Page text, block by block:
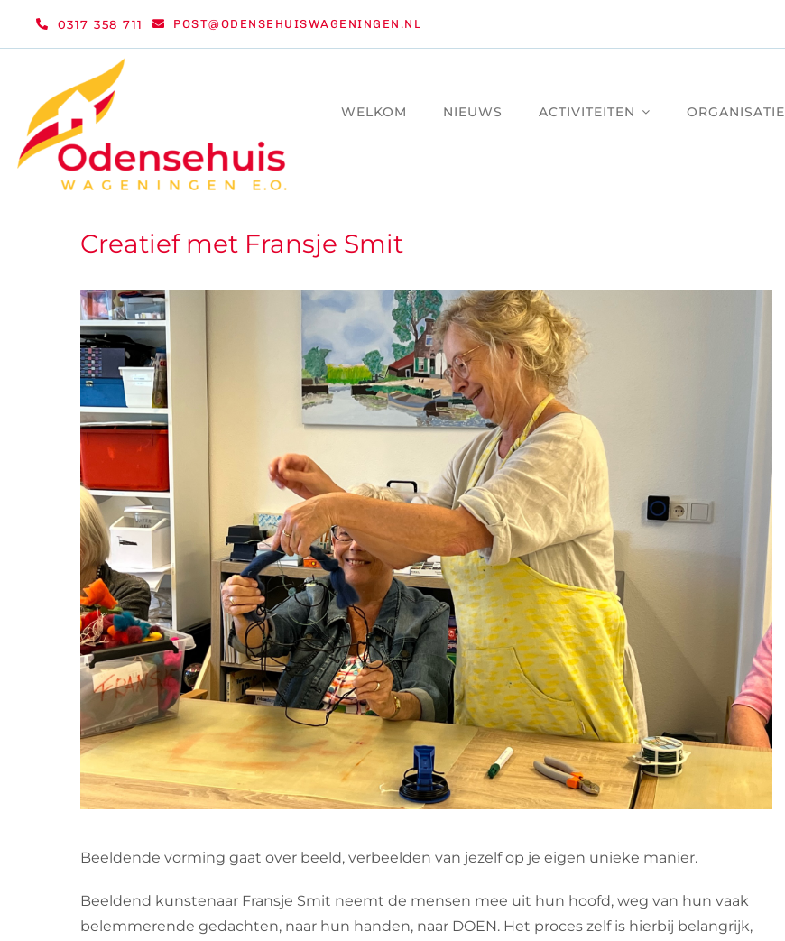
0317 358 711 POST@ODENSEHUISWAGENINGEN.NL
WELKOM NIEUWS ACTIVITEITEN ORGANISATIE
Creatief met Fransje Smit
Beeldende vorming gaat over beeld, verbeelden van jezelf op je eigen unieke manier.
Beeldend kunstenaar Fransje Smit neemt de mensen mee uit hun hoofd, weg van hun vaak
belemmerende gedachten, naar hun handen, naar DOEN. Het proces zelf is hierbij belangrijk,